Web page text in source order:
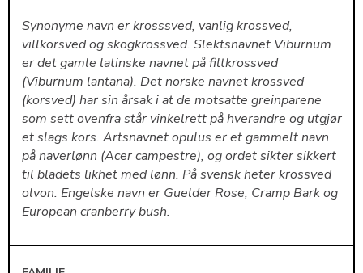
Synonyme navn er krosssved, vanlig krossved,
villkorsved og skogkrossved. Slektsnavnet Viburnum
er det gamle latinske navnet på filtkrossved
(Viburnum lantana). Det norske navnet krossved
(korsved) har sin årsak i at de motsatte greinparene
som sett ovenfra står vinkelrett på hverandre og utgjør
et slags kors. Artsnavnet opulus er et gammelt navn
på naverlønn (Acer campestre), og ordet sikter sikkert
til bladets likhet med lønn. På svensk heter krossved
olvon. Engelske navn er Guelder Rose, Cramp Bark og
European cranberry bush.